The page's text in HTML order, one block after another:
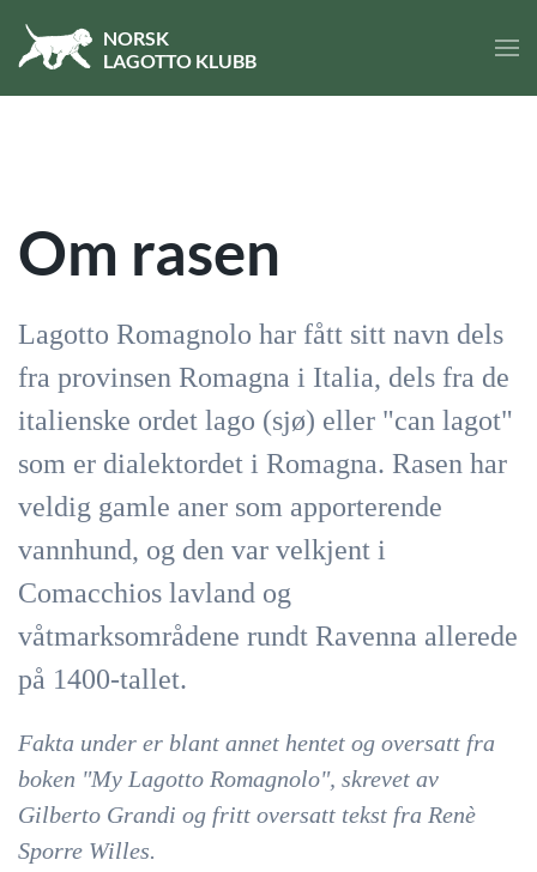
Skip to main content
NORSK
LA GOTTO KLUBB
Om rasen
Lagotto Romagnolo har fått sitt navn dels
fra provinsen Romagna i Italia, dels fra de
italienske ordet lago (sjø) eller "can lagot"
som er dialektordet i Romagna. Rasen har
veldig gamle aner som apporterende
vannhund, og den var velkjent i
Comacchios lavland og
våtmarksområdene rundt Ravenna allerede
på 1400-tallet.
Fakta under er blant annet hentet og oversatt fra
boken "My Lagotto Romagnolo", skrevet av
Gilberto Grandi og fritt oversatt tekst fra Renè
Sporre Willes.